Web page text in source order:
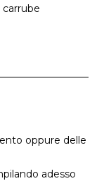
carrube
oppure delle
adesso